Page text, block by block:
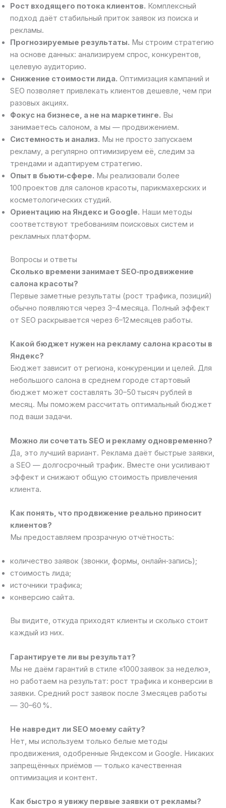
Рост входящего потока клиентов. Комплексный
подход даёт стабильный приток заявок из поиска и
рекламы.
Прогнозируемые результаты. Мы строим стратегию
на основе данных: анализируем спрос, конкурентов,
целевую аудиторию.
Снижение стоимости лида. Оптимизация кампаний и
SEO позволяет привлекать клиентов дешевле, чем при
разовых акциях.
Фокус на бизнесе, а не на маркетинге. Вы
занимаетесь салоном, а мы — продвижением.
Системность и анализ. Мы не просто запускаем
рекламу, а регулярно оптимизируем её, следим за
трендами и адаптируем стратегию.
Опыт в бьюти‑сфере. Мы реализовали более
100 проектов для салонов красоты, парикмахерских и
косметологических студий.
Ориентацию на Яндекс и Google. Наши методы
соответствуют требованиям поисковых систем и
рекламных платформ.
Вопросы и ответы
Сколько времени занимает SEO‑продвижение
салона красоты?
Первые заметные результаты (рост трафика, позиций)
обычно появляются через 3–4 месяца. Полный эффект
от SEO раскрывается через 6–12 месяцев работы.
Какой бюджет нужен на рекламу салона красоты в
Яндекс?
Бюджет зависит от региона, конкуренции и целей. Для
небольшого салона в среднем городе стартовый
бюджет может составлять 30–50 тысяч рублей в
месяц. Мы поможем рассчитать оптимальный бюджет
под ваши задачи.
Можно ли сочетать SEO и рекламу одновременно?
Да, это лучший вариант. Реклама даёт быстрые заявки,
а SEO — долгосрочный трафик. Вместе они усиливают
эффект и снижают общую стоимость привлечения
клиента.
Как понять, что продвижение реально приносит
клиентов?
Мы предоставляем прозрачную отчётность:
количество заявок (звонки, формы, онлайн‑запись);
стоимость лида;
источники трафика;
конверсию сайта.
Вы видите, откуда приходят клиенты и сколько стоит
каждый из них.
Гарантируете ли вы результат?
Мы не даём гарантий в стиле «1000 заявок за неделю»,
но работаем на результат: рост трафика и конверсии в
заявки. Средний рост заявок после 3 месяцев работы
— 30–60 %.
Не навредит ли SEO моему сайту?
Нет, мы используем только белые методы
продвижения, одобренные Яндексом и Google. Никаких
запрещённых приёмов — только качественная
оптимизация и контент.
Как быстро я увижу первые заявки от рекламы?